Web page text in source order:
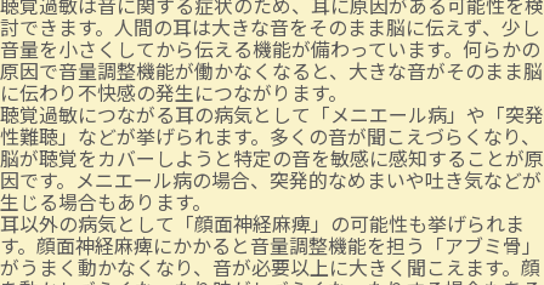
討できます。人間の耳は大きな音をそのまま脳に伝えず、少し
音量を小さくしてから伝える機能が備わっています。何らかの
原因で音量調整機能が働かなくなると、大きな音がそのまま脳
に伝わり不快感の発生につながります。
聴覚過敏につながる耳の病気として「メニエール病」や「突発
性難聴」などが挙げられます。多くの音が聞こえづらくなり、
脳が聴覚をカバーしようと特定の音を敏感に感知することが原
因です。メニエール病の場合、突発的なめまいや吐き気などが
生じる場合もあります。
耳以外の病気として「顔面神経麻痺」の可能性も挙げられま
す。顔面神経麻痺にかかると音量調整機能を担う「アブミ骨」
がうまく動かなくなり、音が必要以上に大きく聞こえます。顔